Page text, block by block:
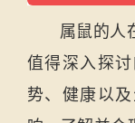
属鼠的人
值得深入探
势、健康以